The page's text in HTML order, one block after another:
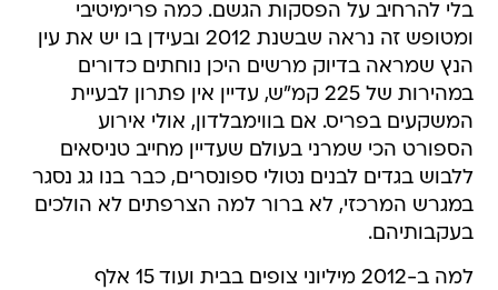
בלי להרחיב על הפסקות הגשם. כמה פרימיטיבי
ומטופש זה נראה שבשנת 2012 ובעידן בו יש את עין
הנץ שמראה בדיוק מרשים היכן נוחתים כדורים
במהירות של 225 קמ"ש, עדיין אין פתרון לבעיית
המשקעים בפריס. אם בווימבלדון, אולי אירוע
הספורט הכי שמרני בעולם שעדיין מחייב טניסאים
ללבוש בגדים לבנים נטולי ספונסרים, כבר בנו גג נסגר
במגרש המרכזי, לא ברור למה הצרפתים לא הולכים
בעקבותיהם.
למה ב-2012 מיליוני צופים בבית ועוד 15 אלף